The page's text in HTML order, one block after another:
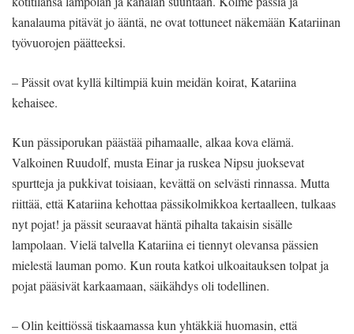
kanalauma pitävät jo ääntä, ne ovat tottuneet näkemään Katariinan
työvuorojen päätteeksi.
– Pässit ovat kyllä kiltimpiä kuin meidän koirat, Katariina
kehaisee.
Kun pässiporukan päästää pihamaalle, alkaa kova elämä.
Valkoinen Ruudolf, musta Einar ja ruskea Nipsu juoksevat
spurtteja ja pukkivat toisiaan, kevättä on selvästi rinnassa. Mutta
riittää, että Katariina kehottaa pässikolmikkoa kertaalleen, tulkaas
nyt pojat! ja pässit seuraavat häntä pihalta takaisin sisälle
lampolaan. Vielä talvella Katariina ei tiennyt olevansa pässien
mielestä lauman pomo. Kun routa katkoi ulkoaitauksen tolpat ja
pojat pääsivät karkaamaan, säikähdys oli todellinen.
– Olin keittiössä tiskaamassa kun yhtäkkiä huomasin, että